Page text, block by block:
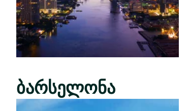
ბარსელონა